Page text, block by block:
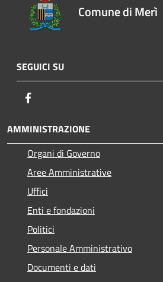
Comune di Merì
SEGUICI SU
AMMINISTRAZIONE
Organi di Governo
Aree Amministrative
Uffici
Enti e fondazioni
Politici
Personale Amministrativo
Documenti e dati